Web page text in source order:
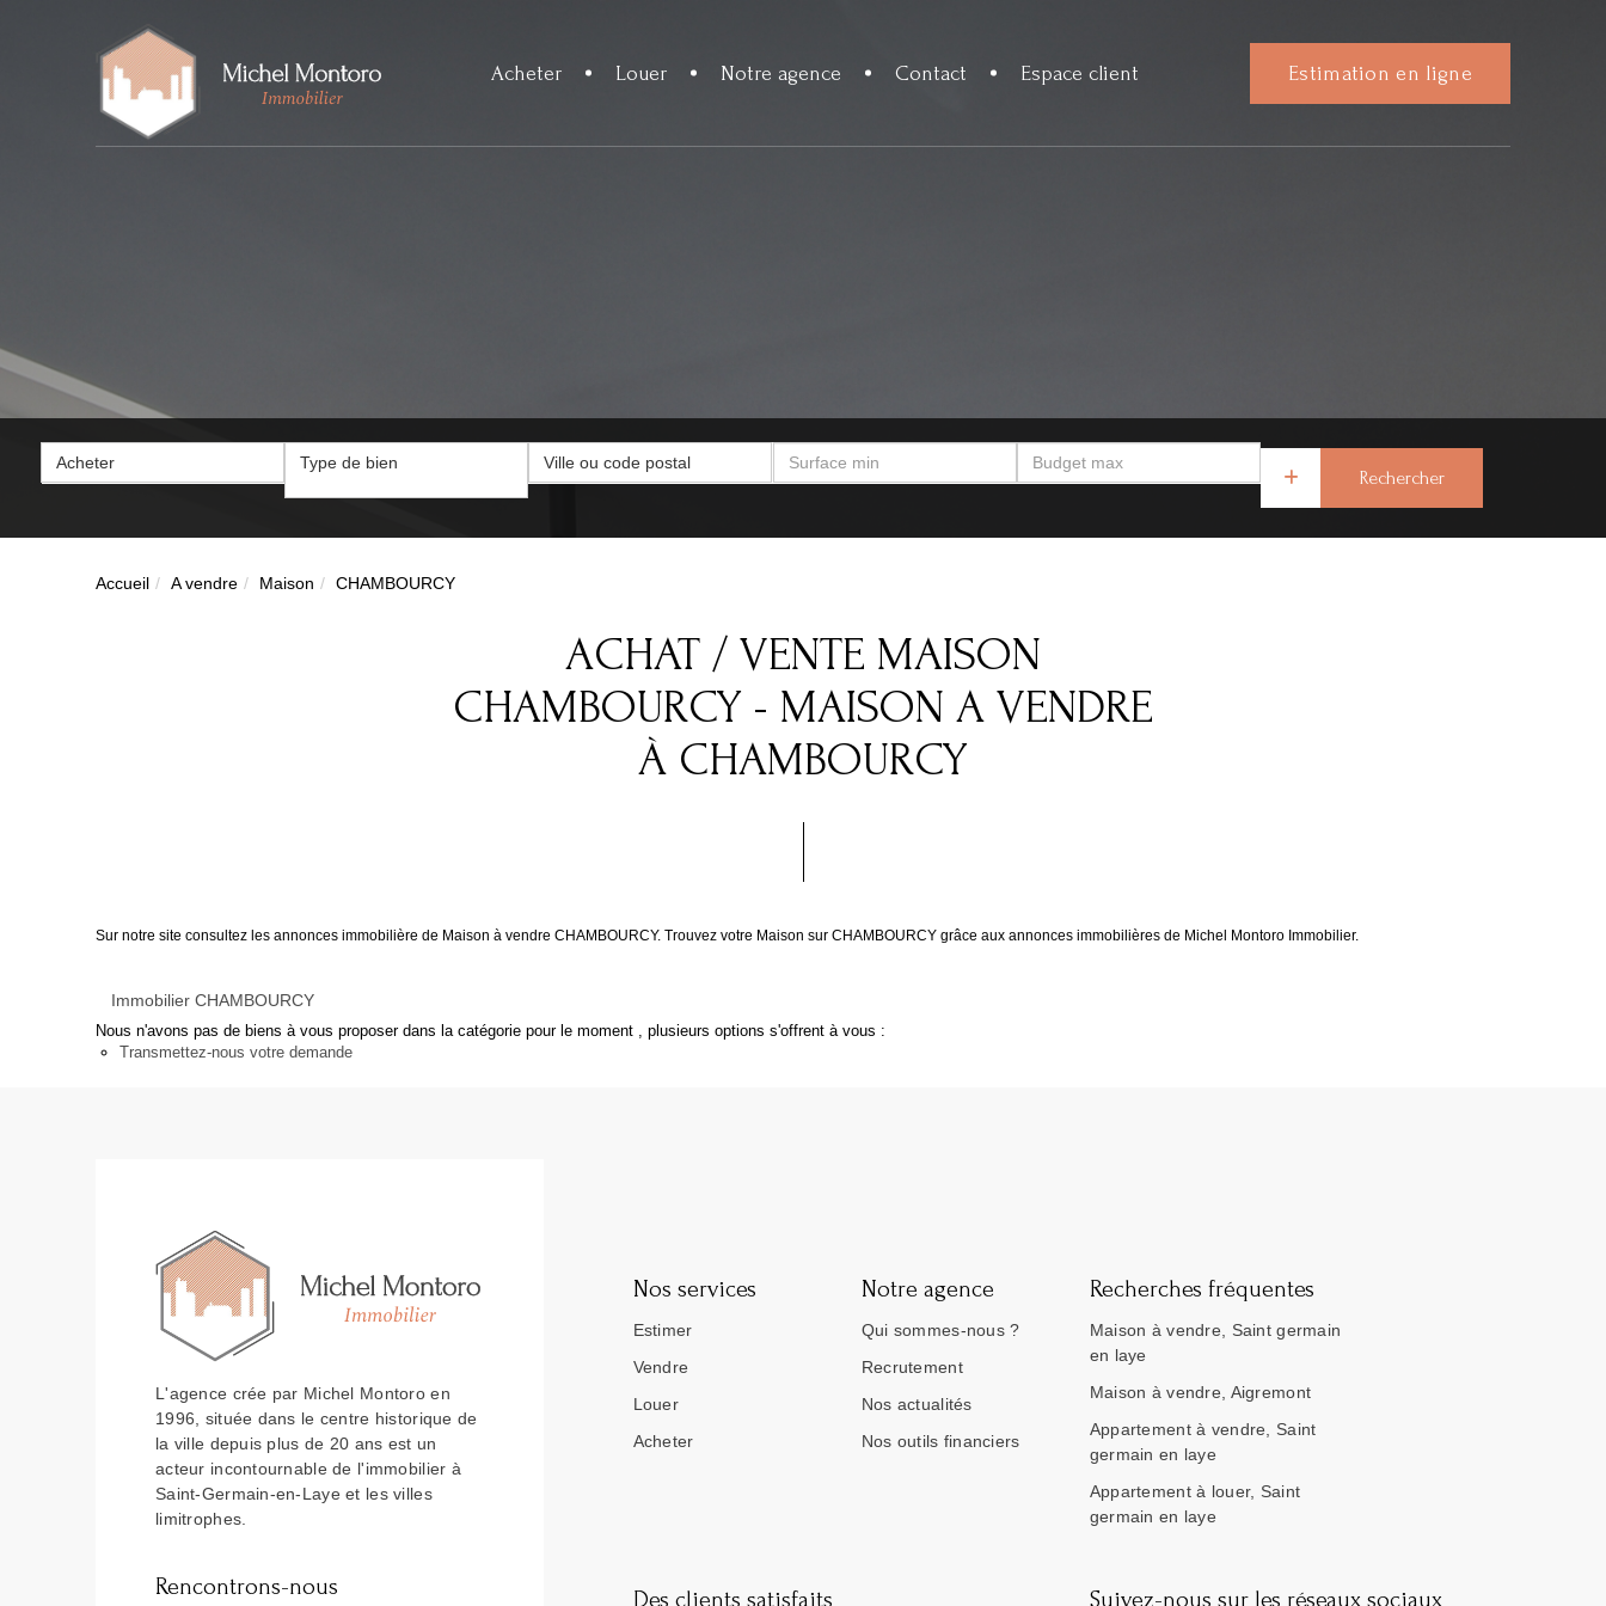
Acheter Louer Notre agence Contact Espace client Estimation en ligne
Acheter Type de bien Ville ou code postal
Rechercher
Accueil A vendre Maison CHAMBOURCY
ACHAT / VENTE MAISON
CHAMBOURCY - MAISON A VENDRE
À CHAMBOURCY
Sur notre site consultez les annonces immobilière de Maison à vendre CHAMBOURCY. Trouvez votre Maison sur CHAMBOURCY grâce aux annonces immobilières de Michel Montoro Immobilier.
Immobilier CHAMBOURCY
Nous n'avons pas de biens à vous proposer dans la catégorie pour le moment , plusieurs options s'offrent à vous :
Transmettez-nous votre demande
L'agence crée par Michel Montoro en
1996, située dans le centre historique de
la ville depuis plus de 20 ans est un
acteur incontournable de l'immobilier à
Saint-Germain-en-Laye et les villes
limitrophes.
Rencontrons-nous
Nos services
Estimer
Vendre
Louer
Acheter
Notre agence
Qui sommes-nous ?
Recrutement
Nos actualités
Nos outils financiers
Recherches fréquentes
Maison à vendre, Saint germain
en laye
Maison à vendre, Aigremont
Appartement à vendre, Saint
germain en laye
Appartement à louer, Saint
germain en laye
Des clients satisfaits Suivez-nous sur les réseaux sociaux